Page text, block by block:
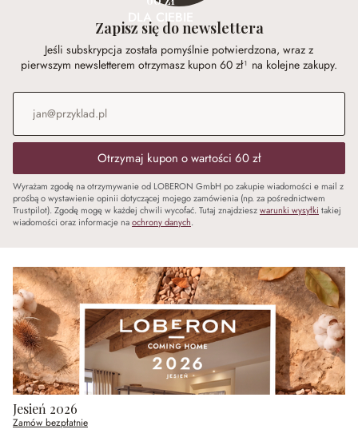
DLA CIEBIE
Zapisz się do newslettera
Jeśli subskrypcja została pomyślnie potwierdzona, wraz z
pierwszym newsletterem otrzymasz kupon 60 zł¹ na kolejne zakupy.
Adres e-mail
Otrzymaj kupon o wartości 60 zł
Wyrażam zgodę na otrzymywanie od LOBERON GmbH po zakupie wiadomości e mail z
prośbą o wystawienie opinii dotyczącej mojego zamówienia (np. za pośrednictwem
Trustpilot). Zgodę mogę w każdej chwili wycofać. Tutaj znajdzieszwarunki wysyłki takiej
wiadomości oraz informacje naochrony danych.
Jesień 2026
Zamów bezpłatnie